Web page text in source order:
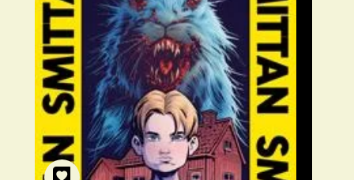
För bibliotek